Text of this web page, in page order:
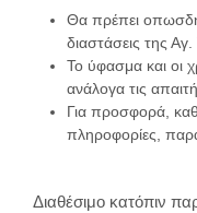
Θα πρέπει
διαστάσεις της
Το ύφασμα και οι
ανάλογα τις
Για προσφορά,
πληροφορίες,
Διαθέσιμο κατόπιν